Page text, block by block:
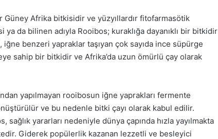
Güney Afrika bitkisidir ve yüzyıllardır fitofarmasötik
ya da bilinen adıyla Rooibos; kuraklığa dayanıklı bir bitkidir
benzeri yapraklar taşıyan çok sayıda ince süpürge
sahip bir bitkidir ve Afrika’da uzun ömürlü çay olarak
yapılmayan rooibosun iğne yaprakları fermente
ve bu nedenle bitki çayı olarak kabul edilir.
yararları nedeniyle dünya çapında hızla yayılmakta
Giderek popülerlik kazanan lezzetli ve besleyici